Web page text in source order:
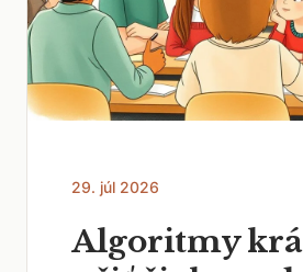
29. júl 2026
Algoritmy